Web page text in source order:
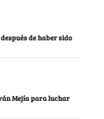
de haber sido
Mejía para luchar